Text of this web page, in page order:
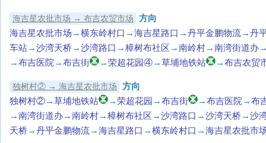
海吉星农批市场 → 布吉农贸市场
方向
海吉星农批市场 →横东岭村口 →海吉星路口 →丹平金鹏物流→丹
车站→沙湾天桥 →沙湾路口 →樟树布社区 →南岭村→南湾街道办
→布吉医院 →布吉街 →荣超花园④→草埔地铁站 →布吉农贸
独树村② → 海吉星农批市场
方向
独树村②→草埔地铁站 →荣超花园 →布吉街 →布吉医院 →布
→南湾街道办→南岭村→樟树布社区 →沙湾路口 →沙湾天桥 →沙
天桥 →丹平金鹏物流→海吉星路口 →横东岭村口 →海吉星农批市